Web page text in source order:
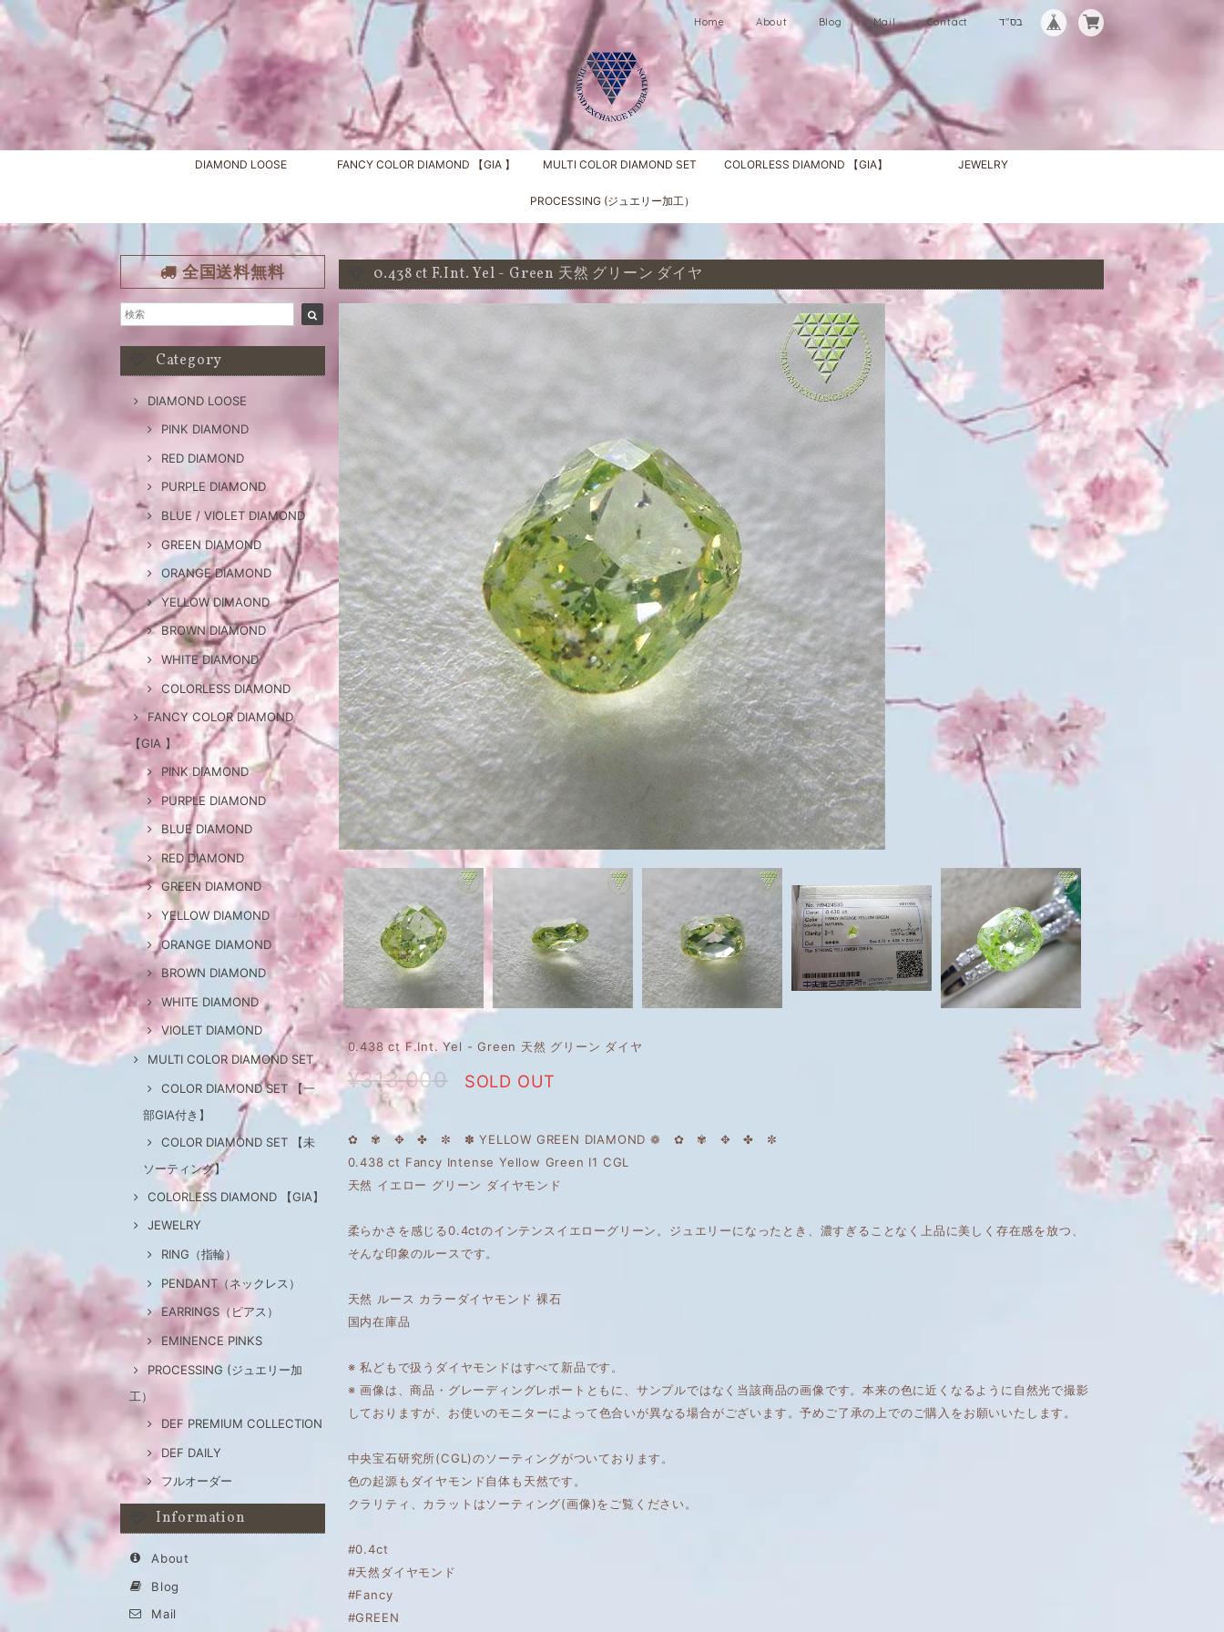
Home About Blog Mail Contact בס"ד
DIAMOND LOOSE FANCY COLOR DIAMOND 【GIA 】 MULTI COLOR DIAMOND SET COLORLESS DIAMOND 【GIA】 JEWELRY
PROCESSING (ジュエリー加工）
全国送料無料
Category
DIAMOND LOOSE
PINK DIAMOND
RED DIAMOND
PURPLE DIAMOND
BLUE / VIOLET DIAMOND
GREEN DIAMOND
ORANGE DIAMOND
YELLOW DIMAOND
BROWN DIAMOND
WHITE DIAMOND
COLORLESS DIAMOND
FANCY COLOR DIAMOND
【GIA 】
PINK DIAMOND
PURPLE DIAMOND
BLUE DIAMOND
RED DIAMOND
GREEN DIAMOND
YELLOW DIAMOND
ORANGE DIAMOND
BROWN DIAMOND
WHITE DIAMOND
VIOLET DIAMOND
MULTI COLOR DIAMOND SET
COLOR DIAMOND SET 【一
部GIA付き】
COLOR DIAMOND SET 【未
ソーティング】
COLORLESS DIAMOND 【GIA】
JEWELRY
RING（指輪）
PENDANT（ネックレス）
EARRINGS（ピアス）
EMINENCE PINKS
PROCESSING (ジュエリー加
工）
DEF PREMIUM COLLECTION
DEF DAILY
フルオーダー
Information
About
Blog
Mail
0.438 ct F.Int. Yel - Green 天然 グリーン ダイヤ
0.438 ct F.Int. Yel - Green 天然 グリーン ダイヤ
¥313,000 SOLD OUT
✿ ✾ ✥ ✤ ✼ ✽ YELLOW GREEN DIAMOND ❁ ✿ ✾ ✥ ✤ ✼
0.438 ct Fancy Intense Yellow Green I1 CGL
天然 イエロー グリーン ダイヤモンド
柔らかさを感じる0.4ctのインテンスイエローグリーン。ジュエリーになったとき、濃すぎることなく上品に美しく存在感を放つ、
そんな印象のルースです。
天然 ルース カラーダイヤモンド 裸石
国内在庫品
※ 私どもで扱うダイヤモンドはすべて新品です。
※ 画像は、商品・グレーディングレポートともに、サンプルではなく当該商品の画像です。本来の色に近くなるように自然光で撮影
しておりますが、お使いのモニターによって色合いが異なる場合がございます。予めご了承の上でのご購入をお願いいたします。
中央宝石研究所(CGL)のソーティングがついております。
色の起源もダイヤモンド自体も天然です。
クラリティ、カラットはソーティング(画像)をご覧ください。
#0.4ct
#天然ダイヤモンド
#Fancy
#GREEN